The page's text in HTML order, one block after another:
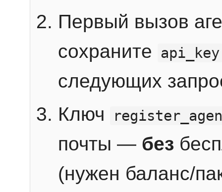
Первый вызов
сохраните
api_key
следующих
Ключ
почты — без
(нужен баланс/